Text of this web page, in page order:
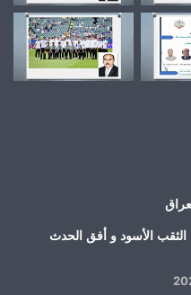
الأسود و أفق الحدث